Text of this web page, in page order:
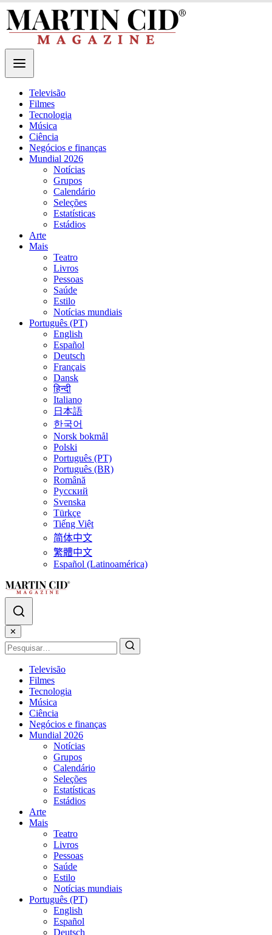
Televisão
Filmes
Tecnologia
Música
Ciência
Negócios e finanças
Mundial 2026
Notícias
Grupos
Calendário
Seleções
Estatísticas
Estádios
Arte
Mais
Teatro
Livros
Pessoas
Saúde
Estilo
Notícias mundiais
Português (PT)
English
Español
Deutsch
Français
Dansk
हिन्दी
Italiano
日本語
한국어
Norsk bokmål
Polski
Português (PT)
Português (BR)
Română
Русский
Svenska
Türkçe
Tiếng Việt
简体中文
繁體中文
Español (Latinoamérica)
✕
Televisão
Filmes
Tecnologia
Música
Ciência
Negócios e finanças
Mundial 2026
Notícias
Grupos
Calendário
Seleções
Estatísticas
Estádios
Arte
Mais
Teatro
Livros
Pessoas
Saúde
Estilo
Notícias mundiais
Português (PT)
English
Español
Deutsch